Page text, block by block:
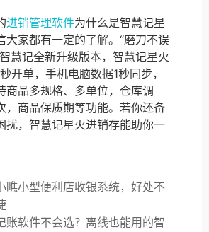
进销管理软件为什么是智慧记星
大家都有一定的了解。“磨刀不误
慧记全新升级版本，智慧记星火
开单，手机电脑数据1秒同步，
商品多规格、多单位，仓库调
，商品保质期等功能。若你还备
扰，智慧记星火进销存能助你一
瞧小型便利店收银系统，好处不
账软件不会选？离线也能用的智